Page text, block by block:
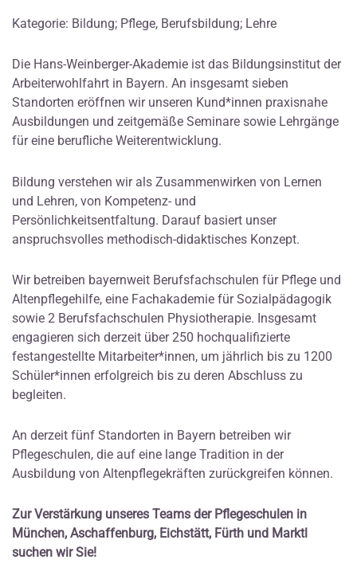
Kategorie: Bildung; Pflege, Berufsbildung; Lehre
Die Hans-Weinberger-Akademie ist das Bildungsinstitut der
Arbeiterwohlfahrt in Bayern. An insgesamt sieben
Standorten eröffnen wir unseren Kund*innen praxisnahe
Ausbildungen und zeitgemäße Seminare sowie Lehrgänge
für eine berufliche Weiterentwicklung.
Bildung verstehen wir als Zusammenwirken von Lernen
und Lehren, von Kompetenz- und
Persönlichkeitsentfaltung. Darauf basiert unser
anspruchsvolles methodisch-didaktisches Konzept.
Wir betreiben bayernweit Berufsfachschulen für Pflege und
Altenpflegehilfe, eine Fachakademie für Sozialpädagogik
sowie 2 Berufsfachschulen Physiotherapie. Insgesamt
engagieren sich derzeit über 250 hochqualifizierte
festangestellte Mitarbeiter*innen, um jährlich bis zu 1200
Schüler*innen erfolgreich bis zu deren Abschluss zu
begleiten.
An derzeit fünf Standorten in Bayern betreiben wir
Pflegeschulen, die auf eine lange Tradition in der
Ausbildung von Altenpflegekräften zurückgreifen können.
Zur Verstärkung unseres Teams der Pflegeschulen in
München, Aschaffenburg, Eichstätt, Fürth und Marktl
suchen wir Sie!